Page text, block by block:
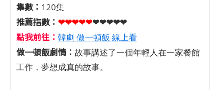
集數： 120集
推薦指數： ❤❤❤❤❤❤❤❤❤❤
點我前往： 韓劇 做一頓飯 線上看
做一頓飯劇情： 故事講述了一個年輕人在一家餐館
工作，夢想成真的故事。